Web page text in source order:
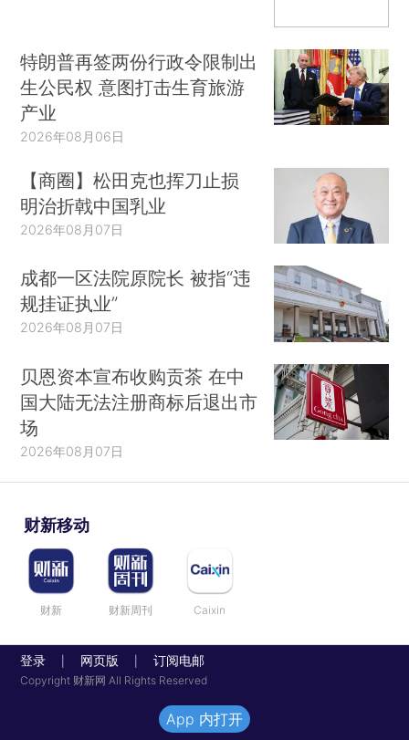
特朗普再签两份行政令限制出
生公民权 意图打击生育旅游
产业
2026年08月06日
【商圈】松田克也挥刀止损
明治折戟中国乳业
2026年08月07日
成都一区法院原院长 被指“违
规挂证执业”
2026年08月07日
贝恩资本宣布收购贡茶 在中
国大陆无法注册商标后退出市
场
2026年08月07日
财新移动
财新 财新周刊 Caixin
登录 网页版 订阅电邮
Copyright 财新网 All Rights Reserved
App 内打开